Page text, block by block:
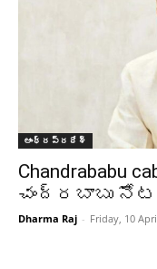
ఆంధ్రప్రదేశ్‌
Chandrababu
చంద్రబాబు
Dharma Raj - Friday, 10